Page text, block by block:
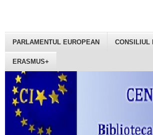
PARLAMENTUL EUROPEAN CONSILIUL
ERASMUS+